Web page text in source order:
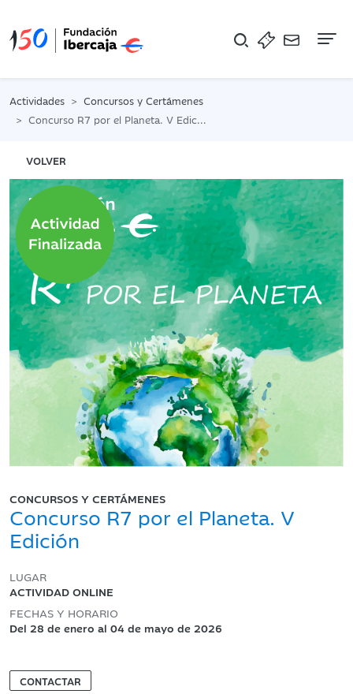
Actividades
Concursos y Certámenes
Concurso R7 por el Planeta. V Edición
VOLVER
CONCURSOS Y CERTÁMENES
Concurso R7 por el Planeta. V
Edición
LUGAR
ACTIVIDAD ONLINE
FECHAS Y HORARIO
Del 28 de enero al 04 de mayo de 2026
CONTACTAR